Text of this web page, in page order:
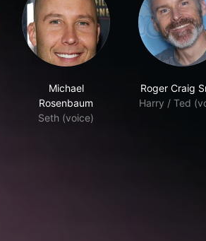
Michael
Rosenbaum
Seth (voice)
Roger Craig
Harry / Ted